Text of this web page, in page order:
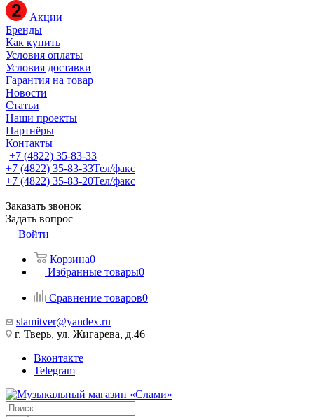
Акции
Бренды
Как купить
Условия оплаты
Условия доставки
Гарантия на товар
Новости
Статьи
Наши проекты
Партнёры
Контакты
+7 (4822) 35-83-33
+7 (4822) 35-83-33Тел/факс
+7 (4822) 35-83-20Тел/факс
Заказать звонок
Задать вопрос
Войти
Корзина0
Избранные товары0
Сравнение товаров0
slamitver@yandex.ru
г. Тверь, ул. Жигарева, д.46
Вконтакте
Telegram